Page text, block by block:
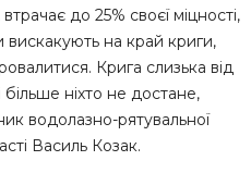
до 25% своєї міцності,
вискакують на край криги,
Крига слизька від
ніхто не достане,
водолазно-рятувальної
Василь Козак.